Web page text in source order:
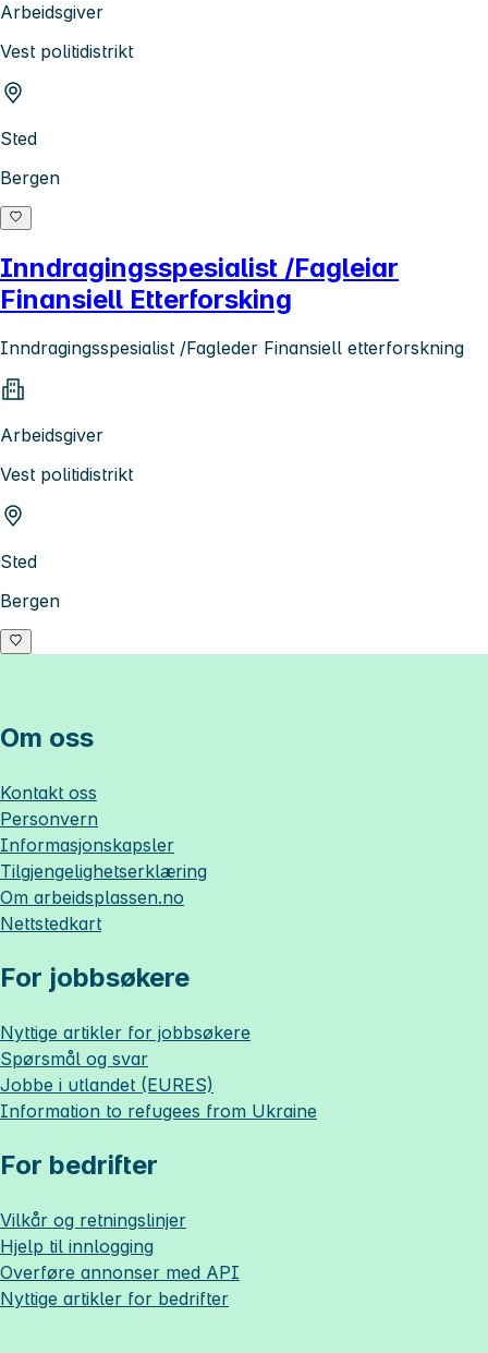
Arbeidsgiver
Vest politidistrikt
Sted
Bergen
Inndragingsspesialist /Fagleiar
Finansiell Etterforsking
Inndragingsspesialist /Fagleder Finansiell etterforskning
Arbeidsgiver
Vest politidistrikt
Sted
Bergen
Om oss
Kontakt oss
Personvern
Informasjonskapsler
Tilgjengelighetserklæring
Om arbeidsplassen.no
Nettstedkart
For jobbsøkere
Nyttige artikler for jobbsøkere
Spørsmål og svar
Jobbe i utlandet (EURES)
Information to refugees from Ukraine
For bedrifter
Vilkår og retningslinjer
Hjelp til innlogging
Overføre annonser med API
Nyttige artikler for bedrifter